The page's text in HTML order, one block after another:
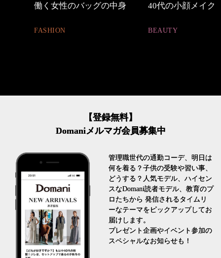
40代の小顔メイク
BEAUTY
【ワーママのきれ
【登録無料】
Domaniメルマガ会員募集中
管理職世代の通勤コーデ、明日は
何を着る？子供の受験や習い事、
どうする？人気モデル、ハイセン
スなDomani読者モデル、教育のプ
ロたちから 発信されるタイムリ
ーなテーマをピックアップしてお
届けします。
プレゼント企画やイベント参加の
スペシャルなお知らせも！